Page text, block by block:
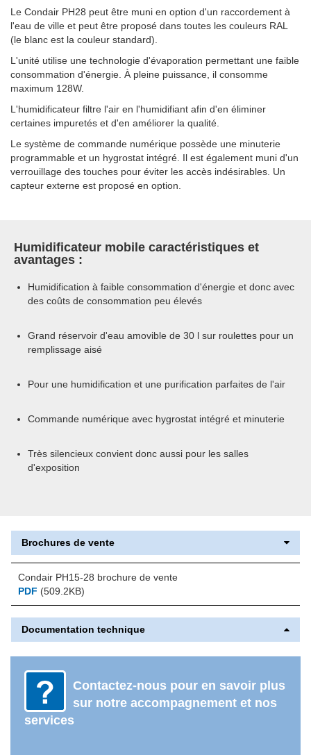
Le Condair PH28 peut être muni en option d'un raccordement à
l'eau de ville et peut être proposé dans toutes les couleurs RAL
(le blanc est la couleur standard).
L'unité utilise une technologie d'évaporation permettant une faible
consommation d'énergie. À pleine puissance, il consomme
maximum 128W.
L'humidificateur filtre l'air en l'humidifiant afin d'en éliminer
certaines impuretés et d'en améliorer la qualité.
Le système de commande numérique possède une minuterie
programmable et un hygrostat intégré. Il est également muni d'un
verrouillage des touches pour éviter les accès indésirables. Un
capteur externe est proposé en option.
Humidificateur mobile caractéristiques et
avantages :
Humidification à faible consommation d'énergie et donc avec
des coûts de consommation peu élevés
Grand réservoir d'eau amovible de 30 l sur roulettes pour un
remplissage aisé
Pour une humidification et une purification parfaites de l'air
Commande numérique avec hygrostat intégré et minuterie
Très silencieux convient donc aussi pour les salles
d'exposition
Brochures de vente
Condair PH15-28 brochure de vente
PDF (509.2KB)
Documentation technique
Contactez-nous pour en savoir plus
sur notre accompagnement et nos
services